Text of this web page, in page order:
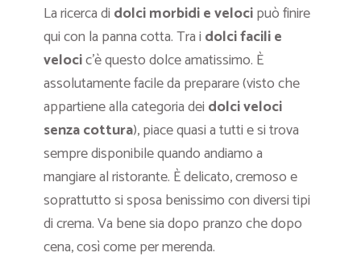
La ricerca di dolci morbidi e velocipuò finire
qui con la panna cotta. Tra i dolci facili e
velocic’è questo dolce amatissimo. È
assolutamente facile da preparare (visto che
appartiene alla categoria dei dolci veloci
senza cottura), piace quasi a tutti e si trova
sempre disponibile quando andiamo a
mangiare al ristorante. È delicato, cremoso e
soprattutto si sposa benissimo con diversi tipi
di crema. Va bene sia dopo pranzo che dopo
cena, così come per merenda.